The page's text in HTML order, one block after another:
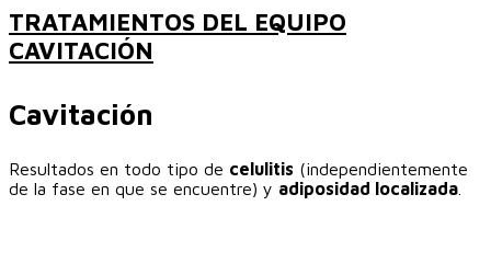
TRATAMIENTOS DEL EQUIPO
CAVITACIÓN
Cavitación
Resultados en todo tipo de celulitis (independientemente
de la fase en que se encuentre) y adiposidad localizada